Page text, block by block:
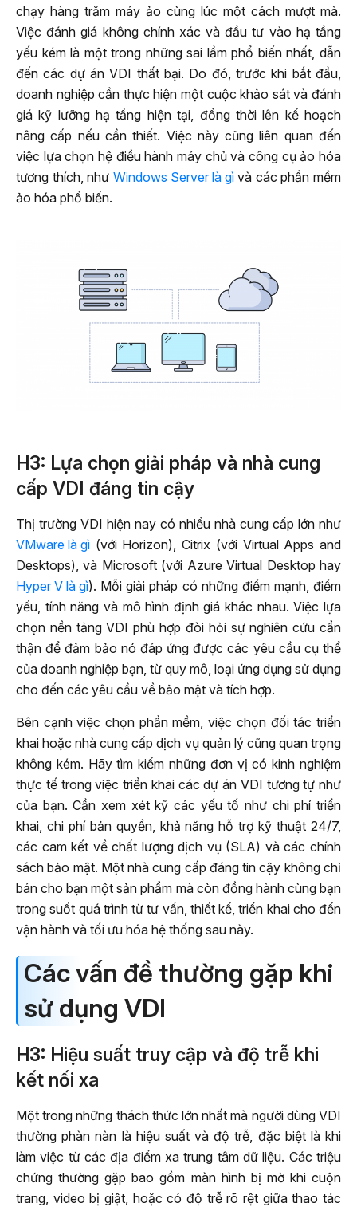
chạy hàng trăm máy ảo cùng lúc một cách mượt mà.
Việc đánh giá không chính xác và đầu tư vào hạ tầng
yếu kém là một trong những sai lầm phổ biến nhất, dẫn
đến các dự án VDI thất bại. Do đó, trước khi bắt đầu,
doanh nghiệp cần thực hiện một cuộc khảo sát và đánh
giá kỹ lưỡng hạ tầng hiện tại, đồng thời lên kế hoạch
nâng cấp nếu cần thiết. Việc này cũng liên quan đến
việc lựa chọn hệ điều hành máy chủ và công cụ ảo hóa
tương thích, như Windows Server là gìvà các phần mềm
ảo hóa phổ biến.
H3: Lựa chọn giải pháp và nhà cung
cấp VDI đáng tin cậy
Thị trường VDI hiện nay có nhiều nhà cung cấp lớn như
VMware là gì (với Horizon), Citrix (với Virtual Apps and
Desktops), và Microsoft (với Azure Virtual Desktop hay
Hyper V là gì). Mỗi giải pháp có những điểm mạnh, điểm
yếu, tính năng và mô hình định giá khác nhau. Việc lựa
chọn nền tảng VDI phù hợp đòi hỏi sự nghiên cứu cẩn
thận để đảm bảo nó đáp ứng được các yêu cầu cụ thể
của doanh nghiệp bạn, từ quy mô, loại ứng dụng sử dụng
cho đến các yêu cầu về bảo mật và tích hợp.
Bên cạnh việc chọn phần mềm, việc chọn đối tác triển
khai hoặc nhà cung cấp dịch vụ quản lý cũng quan trọng
không kém. Hãy tìm kiếm những đơn vị có kinh nghiệm
thực tế trong việc triển khai các dự án VDI tương tự như
của bạn. Cần xem xét kỹ các yếu tố như chi phí triển
khai, chi phí bản quyền, khả năng hỗ trợ kỹ thuật 24/7,
các cam kết về chất lượng dịch vụ (SLA) và các chính
sách bảo mật. Một nhà cung cấp đáng tin cậy không chỉ
bán cho bạn một sản phẩm mà còn đồng hành cùng bạn
trong suốt quá trình từ tư vấn, thiết kế, triển khai cho đến
vận hành và tối ưu hóa hệ thống sau này.
Các vấn đề thường gặp khi
sử dụng VDI
H3: Hiệu suất truy cập và độ trễ khi
kết nối xa
Một trong những thách thức lớn nhất mà người dùng VDI
thường phàn nàn là hiệu suất và độ trễ, đặc biệt là khi
làm việc từ các địa điểm xa trung tâm dữ liệu. Các triệu
chứng thường gặp bao gồm màn hình bị mờ khi cuộn
trang, video bị giật, hoặc có độ trễ rõ rệt giữa thao tác